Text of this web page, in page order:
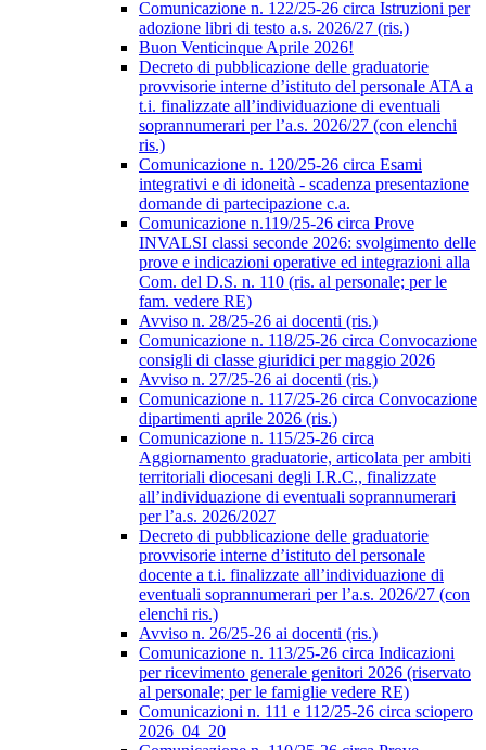
Comunicazione n. 122/25-26 circa Istruzioni per
adozione libri di testo a.s. 2026/27 (ris.)
Buon Venticinque Aprile 2026!
Decreto di pubblicazione delle graduatorie
provvisorie interne d’istituto del personale ATA a
t.i. finalizzate all’individuazione di eventuali
soprannumerari per l’a.s. 2026/27 (con elenchi
ris.)
Comunicazione n. 120/25-26 circa Esami
integrativi e di idoneità - scadenza presentazione
domande di partecipazione c.a.
Comunicazione n.119/25-26 circa Prove
INVALSI classi seconde 2026: svolgimento delle
prove e indicazioni operative ed integrazioni alla
Com. del D.S. n. 110 (ris. al personale; per le
fam. vedere RE)
Avviso n. 28/25-26 ai docenti (ris.)
Comunicazione n. 118/25-26 circa Convocazione
consigli di classe giuridici per maggio 2026
Avviso n. 27/25-26 ai docenti (ris.)
Comunicazione n. 117/25-26 circa Convocazione
dipartimenti aprile 2026 (ris.)
Comunicazione n. 115/25-26 circa
Aggiornamento graduatorie, articolata per ambiti
territoriali diocesani degli I.R.C., finalizzate
all’individuazione di eventuali soprannumerari
per l’a.s. 2026/2027
Decreto di pubblicazione delle graduatorie
provvisorie interne d’istituto del personale
docente a t.i. finalizzate all’individuazione di
eventuali soprannumerari per l’a.s. 2026/27 (con
elenchi ris.)
Avviso n. 26/25-26 ai docenti (ris.)
Comunicazione n. 113/25-26 circa Indicazioni
per ricevimento generale genitori 2026 (riservato
al personale; per le famiglie vedere RE)
Comunicazioni n. 111 e 112/25-26 circa sciopero
2026_04_20